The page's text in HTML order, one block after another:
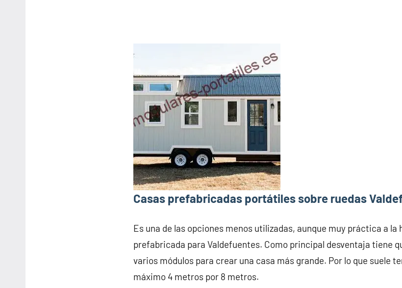
Casas prefabricadas portátiles sobre ruedas
Es una de las opciones menos utilizadas, aunque muy práctica a la
prefabricada para Valdefuentes. Como principal desventaja tiene
varios módulos para crear una casa más grande. Por lo que suele
máximo 4 metros por 8 metros.